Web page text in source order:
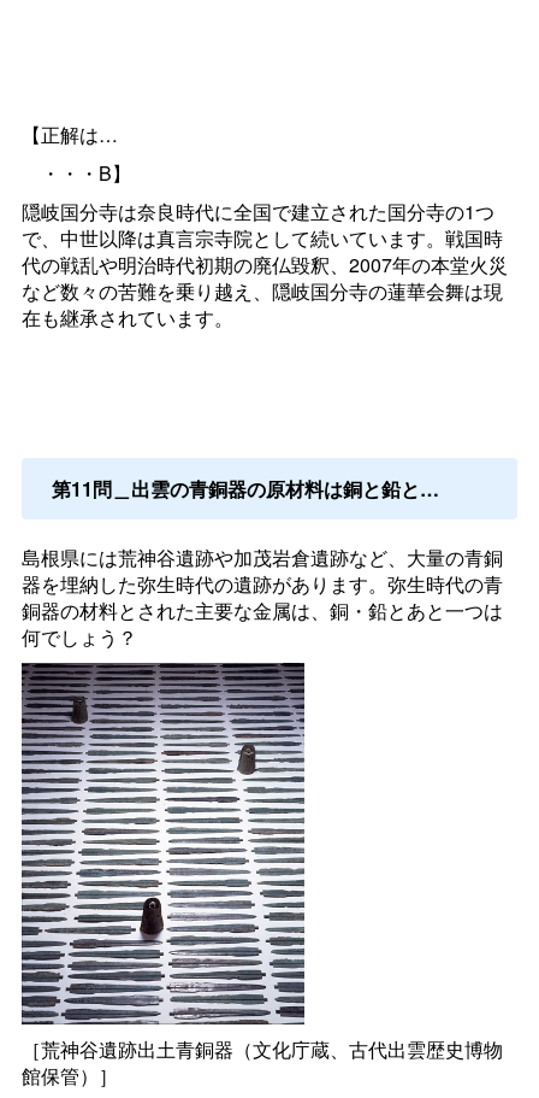
【正解は…
・・・B】
隠岐国分寺は奈良時代に全国で建立された国分寺の1つ
で、中世以降は真言宗寺院として続いています。戦国時
代の戦乱や明治時代初期の廃仏毀釈、2007年の本堂火災
など数々の苦難を乗り越え、隠岐国分寺の蓮華会舞は現
在も継承されています。
第11問＿出雲の青銅器の原材料は銅と鉛と…
島根県には荒神谷遺跡や加茂岩倉遺跡など、大量の青銅
器を埋納した弥生時代の遺跡があります。弥生時代の青
銅器の材料とされた主要な金属は、銅・鉛とあと一つは
何でしょう？
［荒神谷遺跡出土青銅器（文化庁蔵、古代出雲歴史博物
館保管）］